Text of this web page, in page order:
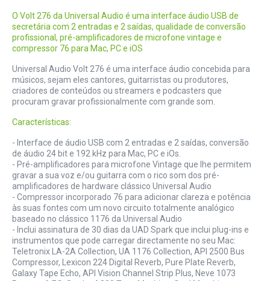
O Volt 276 da Universal Audio é uma interface áudio USB de
secretária com 2 entradas e 2 saídas, qualidade de conversão
profissional, pré-amplificadores de microfone vintage e
compressor 76 para Mac, PC e iOS
Universal Audio Volt 276 é uma interface áudio concebida para
músicos, sejam eles cantores, guitarristas ou produtores,
criadores de conteúdos ou streamers e podcasters que
procuram gravar profissionalmente com grande som.
Características:
- Interface de áudio USB com 2 entradas e 2 saídas, conversão
de áudio 24 bit e 192 kHz para Mac, PC e iOs.
- Pré-amplificadores para microfone Vintage que lhe permitem
gravar a sua voz e/ou guitarra com o rico som dos pré-
amplificadores de hardware clássico Universal Audio
- Compressor incorporado 76 para adicionar clareza e potência
às suas fontes com um novo circuito totalmente analógico
baseado no clássico 1176 da Universal Audio
- Inclui assinatura de 30 dias da UAD Spark que inclui plug-ins e
instrumentos que pode carregar directamente no seu Mac:
Teletronix LA-2A Collection, UA 1176 Collection, API 2500 Bus
Compressor, Lexicon 224 Digital Reverb, Pure Plate Reverb,
Galaxy Tape Echo, API Vision Channel Strip Plus, Neve 1073